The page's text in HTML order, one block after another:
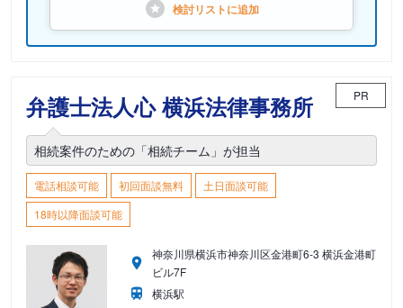
検討リストに追加
弁護士法人心 横浜法律事務所 PR
相続案件のための「相続チーム」が担当
電話相談可能 初回面談無料
土日面談可能
18時以降面談可能
神奈川県横浜市神奈川区金港町6-3 横浜金港町
ビル7F
横浜駅